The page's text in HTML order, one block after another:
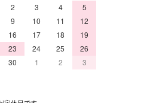
2 3 4
5
9 10 11
12
16 17 18
19
23 24 25
26
30 1 2 3